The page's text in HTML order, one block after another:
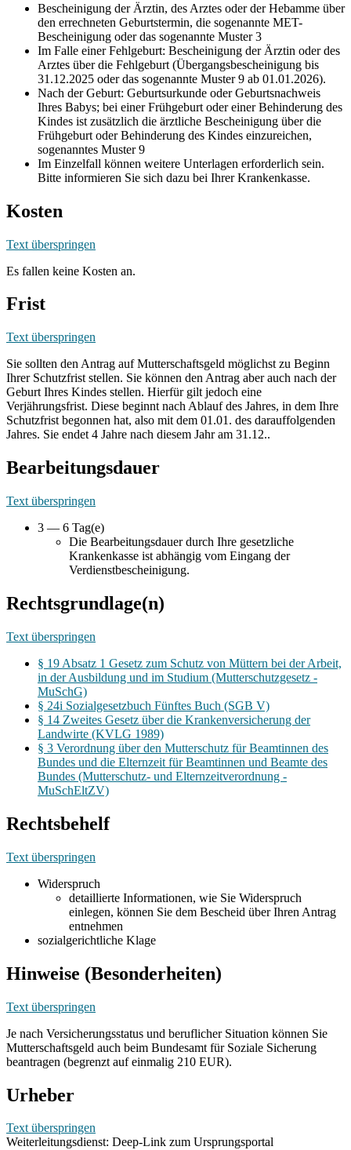
Bescheinigung der Ärztin, des Arztes oder der Hebamme über
den errechneten Geburtstermin, die sogenannte MET-
Bescheinigung oder das sogenannte Muster 3
Im Falle einer Fehlgeburt: Bescheinigung der Ärztin oder des
Arztes über die Fehlgeburt (Übergangsbescheinigung bis
31.12.2025 oder das sogenannte Muster 9 ab 01.01.2026).
Nach der Geburt: Geburtsurkunde oder Geburtsnachweis
Ihres Babys; bei einer Frühgeburt oder einer Behinderung des
Kindes ist zusätzlich die ärztliche Bescheinigung über die
Frühgeburt oder Behinderung des Kindes einzureichen,
sogenanntes Muster 9
Im Einzelfall können weitere Unterlagen erforderlich sein.
Bitte informieren Sie sich dazu bei Ihrer Krankenkasse.
Kosten
Text überspringen
Es fallen keine Kosten an.
Frist
Text überspringen
Sie sollten den Antrag auf Mutterschaftsgeld möglichst zu Beginn
Ihrer Schutzfrist stellen. Sie können den Antrag aber auch nach der
Geburt Ihres Kindes stellen. Hierfür gilt jedoch eine
Verjährungsfrist. Diese beginnt nach Ablauf des Jahres, in dem Ihre
Schutzfrist begonnen hat, also mit dem 01.01. des darauffolgenden
Jahres. Sie endet 4 Jahre nach diesem Jahr am 31.12..
Bearbeitungsdauer
Text überspringen
3 — 6 Tag(e)
Die Bearbeitungsdauer durch Ihre gesetzliche
Krankenkasse ist abhängig vom Eingang der
Verdienstbescheinigung.
Rechtsgrundlage(n)
Text überspringen
§ 19 Absatz 1 Gesetz zum Schutz von Müttern bei der Arbeit,
in der Ausbildung und im Studium (Mutterschutzgesetz -
MuSchG)
§ 24i Sozialgesetzbuch Fünftes Buch (SGB V)
§ 14 Zweites Gesetz über die Krankenversicherung der
Landwirte (KVLG 1989)
§ 3 Verordnung über den Mutterschutz für Beamtinnen des
Bundes und die Elternzeit für Beamtinnen und Beamte des
Bundes (Mutterschutz- und Elternzeitverordnung -
MuSchEltZV)
Rechtsbehelf
Text überspringen
Widerspruch
detaillierte Informationen, wie Sie Widerspruch
einlegen, können Sie dem Bescheid über Ihren Antrag
entnehmen
sozialgerichtliche Klage
Hinweise (Besonderheiten)
Text überspringen
Je nach Versicherungsstatus und beruflicher Situation können Sie
Mutterschaftsgeld auch beim Bundesamt für Soziale Sicherung
beantragen (begrenzt auf einmalig 210 EUR).
Urheber
Text überspringen
Weiterleitungsdienst: Deep-Link zum Ursprungsportal